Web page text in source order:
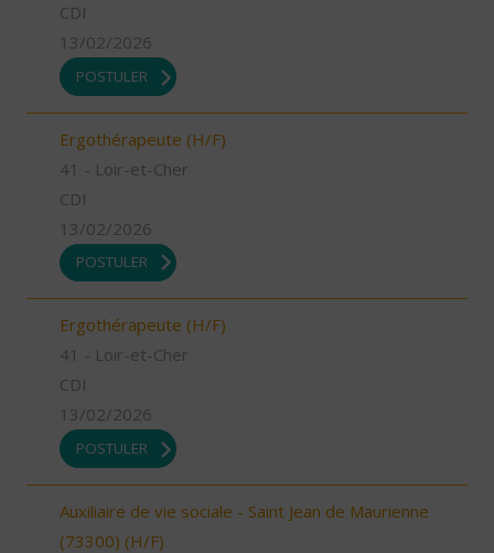
CDI
13/02/2026
POSTULER
Ergothérapeute (H/F)
41 - Loir-et-Cher
CDI
13/02/2026
POSTULER
Ergothérapeute (H/F)
41 - Loir-et-Cher
CDI
13/02/2026
POSTULER
Auxiliaire de vie sociale - Saint Jean de Maurienne
(73300) (H/F)